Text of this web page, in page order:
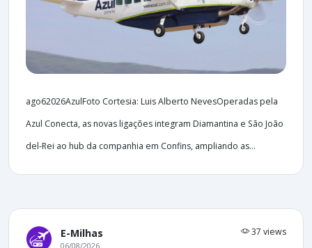
ago62026AzulFoto Cortesia: Luis Alberto NevesOperadas pela
Azul Conecta, as novas ligações integram Diamantina e São João
del-Rei ao hub da companhia em Confins, ampliando as...
E-Milhas 37 views
06/08/2026